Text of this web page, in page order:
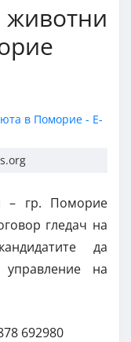
животни
– гр. Поморие
гледач на
да
управление на
692980